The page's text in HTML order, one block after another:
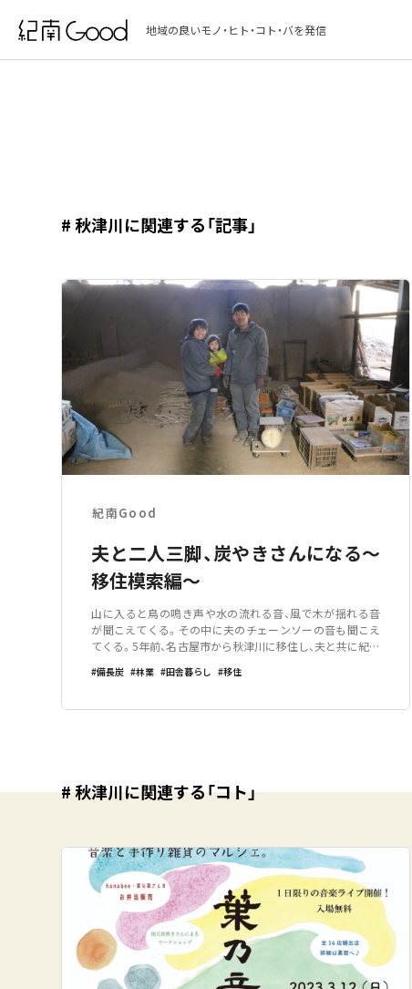
地域の良いモノ・ヒト・コト・バを発信
# 秋津川に関連する「記事」
紀南Good
夫と二人三脚、炭やきさんになる〜
移住模索編〜
山に入ると鳥の鳴き声や水の流れる音、風で木が揺れる音
が聞こえてくる。その中に夫のチェーンソーの音も聞こえ
てくる。5年前、名古屋市から秋津川に移住し、夫と共に紀州
職。夫は、名古屋港で船の荷物の積み降ろし作業をしていま
備長炭 林業 田舎暮らし 移住
# 秋津川に関連する「コト」